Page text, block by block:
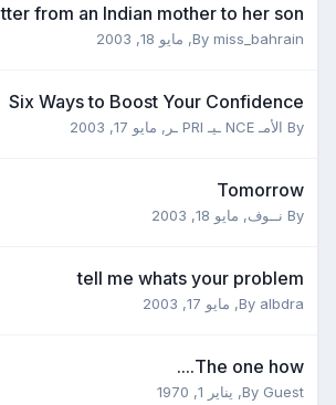
from an Indian mother to her son
By miss_bahrain
, مايو 18, 2003
Six Ways to Boost Your Confidence
By الأمـ NCE ـيـ PRI ـر , مايو 17, 2003
Tomorrow
By نــوف, مايو 18, 2003
tell me whats your problem
By albdra
, مايو 17, 2003
The one how....
By Guest, يناير 1, 1970